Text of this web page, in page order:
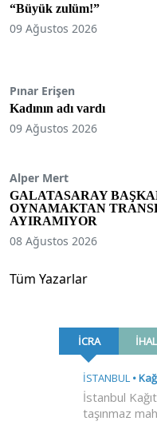
“Büyük zulüm!”
09 Ağustos 2026
Pınar Erişen
Kadının adı vardı
09 Ağustos 2026
Alper Mert
GALATASARAY
OYNAMAKTAN
AYIRAMIYOR
08 Ağustos 2026
Tüm Yazarlar